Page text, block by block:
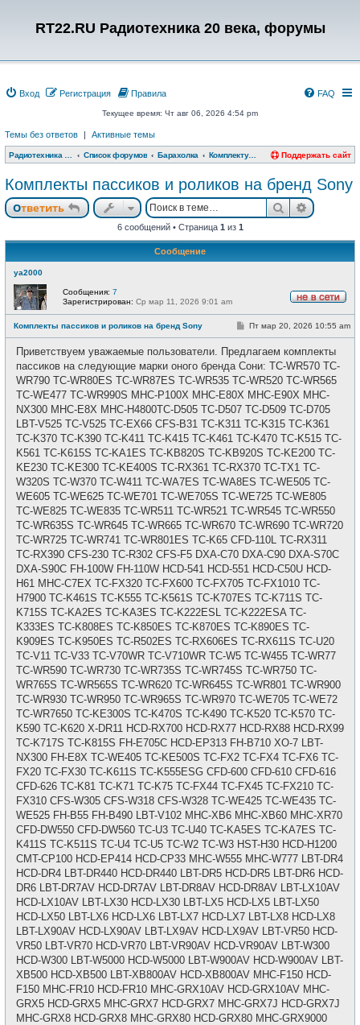
RT22.RU Радиотехника 20 века, форумы
Вход Регистрация FAQ
Правила
Текущее время: Чт авг 06, 2026 4:54 pm
Темы без ответов | Активные темы
Список форумов Барахолка Комплектующие, инструменты и материалы Поддержать сайт
Комплекты пассиков и роликов на бренд Sony
Ответить Поиск
6 сообщений • Страница 1 из 1
Сообщение
ya2000
е
в
с
Сообщения: 7
Зарегистрирован: Ср мар 11, 2026 9:01 am
Комплекты пассиков и роликов на бренд Sony
С
б
щ
н
и
Пт мар 20, 2026 10:55 am
Приветствуем уважаемые пользователи. Предлагаем комплекты
пассиков на следующие марки оного бренда Сони: TC-WR570 TC-
WR790 TC-WR80ES TC-WR87ES TC-WR535 TC-WR520 TC-WR565
TC-WE477 TC-WR990S MHC-P100X MHC-E80X MHC-E90X MHC-
NX300 MHC-E8X MHC-H4800TC-D505 TC-D507 TC-D509 TC-D705
LBT-V525 TC-V525 TC-EX66 CFS-B31 TC-K311 TC-K315 TC-K361
TC-K370 TC-K390 TC-K411 TC-K415 TC-K461 TC-K470 TC-K515 TC-
K561 TC-K615S TC-KA1ES TC-KB820S TC-KB920S TC-KE200 TC-
KE230 TC-KE300 TC-KE400S TC-RX361 TC-RX370 TC-TX1 TC-
W320S TC-W370 TC-W411 TC-WA7ES TC-WA8ES TC-WE505 TC-
WE605 TC-WE625 TC-WE701 TC-WE705S TC-WE725 TC-WE805
TC-WE825 TC-WE835 TC-WR511 TC-WR521 TC-WR545 TC-WR550
TC-WR635S TC-WR645 TC-WR665 TC-WR670 TC-WR690 TC-WR720
TC-WR725 TC-WR741 TC-WR801ES TC-K65 CFD-110L TC-RX311
TC-RX390 CFS-230 TC-R302 CFS-F5 DXA-C70 DXA-C90 DXA-S70C
DXA-S90C FH-100W FH-110W HCD-541 HCD-551 HCD-C50U HCD-
H61 MHC-C7EX TC-FX320 TC-FX600 TC-FX705 TC-FX1010 TC-
H7900 TC-K461S TC-K555 TC-K561S TC-K707ES TC-K711S TC-
K715S TC-KA2ES TC-KA3ES TC-K222ESL TC-K222ESA TC-
K333ES TC-K808ES TC-K850ES TC-K870ES TC-K890ES TC-
K909ES TC-K950ES TC-R502ES TC-RX606ES TC-RX611S TC-U20
TC-V11 TC-V33 TC-V70WR TC-V710WR TC-W5 TC-W455 TC-WR77
TC-WR590 TC-WR730 TC-WR735S TC-WR745S TC-WR750 TC-
WR765S TC-WR565S TC-WR620 TC-WR645S TC-WR801 TC-WR900
TC-WR930 TC-WR950 TC-WR965S TC-WR970 TC-WE705 TC-WE72
TC-WR7650 TC-KE300S TC-K470S TC-K490 TC-K520 TC-K570 TC-
K590 TC-K620 X-DR11 HCD-RX700 HCD-RX77 HCD-RX88 HCD-RX99
TC-K717S TC-K815S FH-E705C HCD-EP313 FH-B710 XO-7 LBT-
NX300 FH-E8X TC-WE405 TC-KE500S TC-FX2 TC-FX4 TC-FX6 TC-
FX20 TC-FX30 TC-K611S TC-K555ESG CFD-600 CFD-610 CFD-616
CFD-626 TC-K81 TC-K71 TC-K75 TC-FX44 TC-FX45 TC-FX210 TC-
FX310 CFS-W305 CFS-W318 CFS-W328 TC-WE425 TC-WE435 TC-
WE525 FH-B55 FH-B490 LBT-V102 MHC-XB6 MHC-XB60 MHC-XR70
CFD-DW550 CFD-DW560 TC-U3 TC-U40 TC-KA5ES TC-KA7ES TC-
K411S TC-K511S TC-U4 TC-U5 TC-W2 TC-W3 HST-H30 HCD-H1200
CMT-CP100 HCD-EP414 HCD-CP33 MHC-W555 MHC-W777 LBT-DR4
HCD-DR4 LBT-DR440 HCD-DR440 LBT-DR5 HCD-DR5 LBT-DR6 HCD-
DR6 LBT-DR7AV HCD-DR7AV LBT-DR8AV HCD-DR8AV LBT-LX10AV
HCD-LX10AV LBT-LX30 HCD-LX30 LBT-LX5 HCD-LX5 LBT-LX50
HCD-LX50 LBT-LX6 HCD-LX6 LBT-LX7 HCD-LX7 LBT-LX8 HCD-LX8
LBT-LX90AV HCD-LX90AV LBT-LX9AV HCD-LX9AV LBT-VR50 HCD-
VR50 LBT-VR70 HCD-VR70 LBT-VR90AV HCD-VR90AV LBT-W300
HCD-W300 LBT-W5000 HCD-W5000 LBT-W900AV HCD-W900AV LBT-
XB500 HCD-XB500 LBT-XB800AV HCD-XB800AV MHC-F150 HCD-
F150 MHC-FR10 HCD-FR10 MHC-GRX10AV HCD-GRX10AV MHC-
GRX5 HCD-GRX5 MHC-GRX7 HCD-GRX7 MHC-GRX7J HCD-GRX7J
MHC-GRX8 HCD-GRX8 MHC-GRX80 HCD-GRX80 MHC-GRX9000